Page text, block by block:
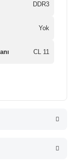
DDR3
Yok
CL 11